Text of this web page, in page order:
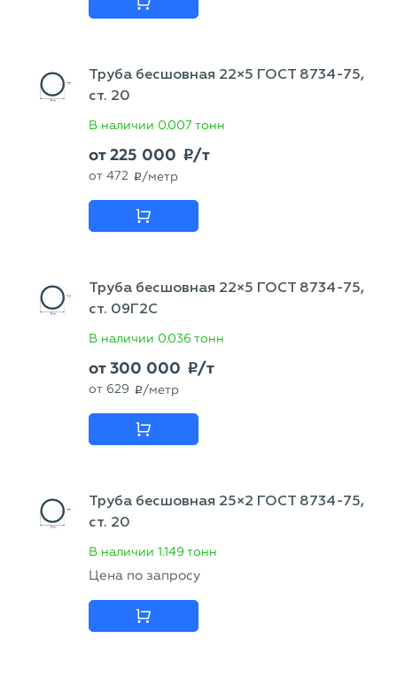
Труба бесшовная 22×5 ГОСТ 8734-75,
ст. 20
В наличии 0.007 тонн
от225 000 p/т
от 472 p /метр
Труба бесшовная 22×5 ГОСТ 8734-75,
ст. 09Г2С
В наличии 0.036 тонн
от300 000 p/т
от 629 p /метр
Труба бесшовная 25×2 ГОСТ 8734-75,
ст. 20
В наличии 1.149 тонн
Цена по запросу